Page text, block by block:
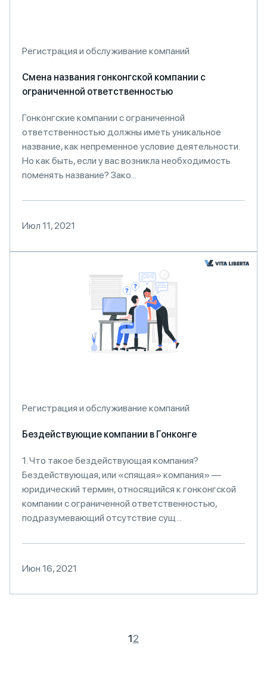
Регистрация и обслуживание компаний
Смена названия гонконгской компании с
ограниченной ответственностью
Гонконгские компании с ограниченной
ответственностью должны иметь уникальное
название, как непременное условие деятельности.
Но как быть, если у вас возникла необходимость
поменять название? Зако...
Июл 11, 2021
Регистрация и обслуживание компаний
Бездействующие компании в Гонконге
1. Что такое бездействующая компания?
Бездействующая, или «спящая» компания» —
юридический термин, относящийся к гонконгской
компании с ограниченной ответственностью,
подразумевающий отсутствие сущ...
Июн 16, 2021
12